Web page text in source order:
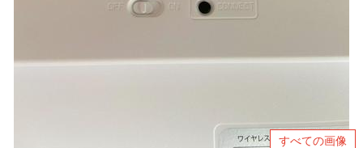
すべての画像